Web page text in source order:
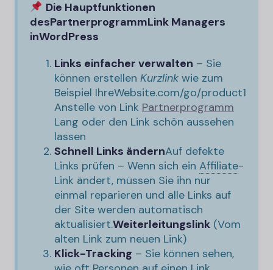
Die Hauptfunktionen
desPartnerprogrammLink Managers
inWordPress
Links einfacher verwalten – Sie
können erstellen Kurzlink wie zum
Beispiel IhreWebsite.com/go/product1
Anstelle von Link Partnerprogramm
Lang oder den Link schön aussehen
lassen
Schnell Links ändernAuf defekte
Links prüfen – Wenn sich ein Affiliate-
Link ändert, müssen Sie ihn nur
einmal reparieren und alle Links auf
der Site werden automatisch
aktualisiert.Weiterleitungslink (Vom
alten Link zum neuen Link)
Klick-Tracking – Sie können sehen,